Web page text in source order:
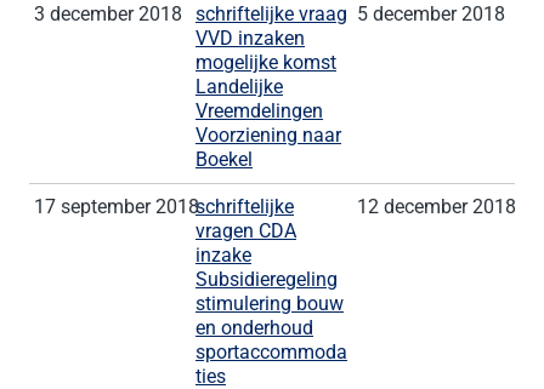
3 december 2018
schriftelijke vraag
VVD inzaken
mogelijke komst
Landelijke
Vreemdelingen
Voorziening naar
Boekel
5 december 2018
17 september 2018schriftelijke
vragen CDA
inzake
Subsidieregeling
stimulering bouw
en onderhoud
sportaccommoda
ties
12 december 2018